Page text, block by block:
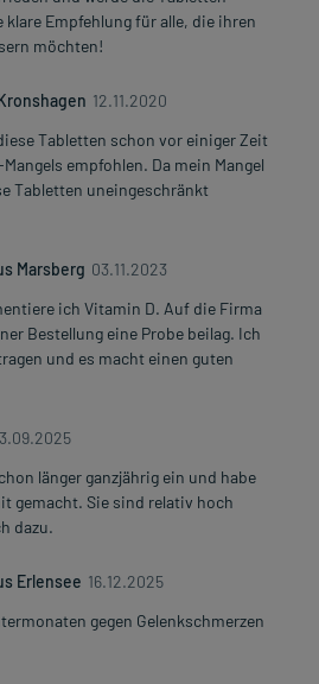
Empfehlung für alle, die ihren
möchten!
12.11.2020
Tabletten schon vor einiger Zeit
empfohlen. Da mein Mangel
Tabletten uneingeschränkt
Marsberg 03.11.2023
ich Vitamin D. Auf die Firma
Bestellung eine Probe beilag. Ich
und es macht einen guten
länger ganzjährig ein und habe
gemacht. Sie sind relativ hoch
dazu.
Erlensee 16.12.2025
gegen Gelenkschmerzen